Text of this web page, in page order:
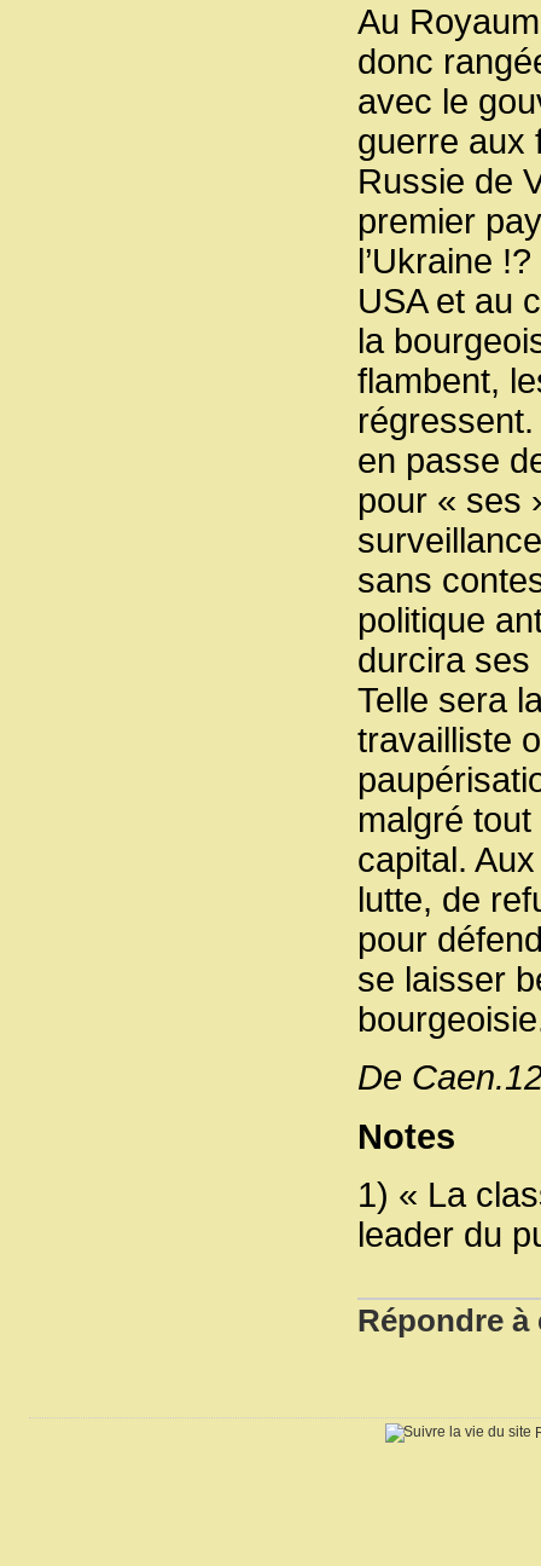
Au
donc
avec le
guerre aux
Russie de
premier
l’Ukraine
USA et au
la
flambent,
en passe
pour « ses
sans
politique
durcira ses
Telle sera
travailliste
malgré
capital.
lutte, de
pour
se laisser
De
Notes
1) « La
leader du
Répondre à